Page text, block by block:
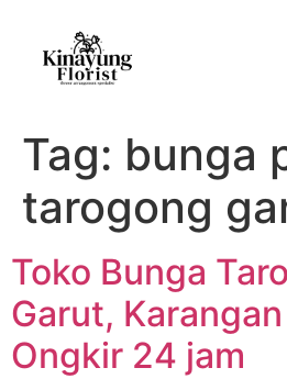
Tag: bunga
tarogong
Toko Bunga
Garut,
Ongkir 24 jam